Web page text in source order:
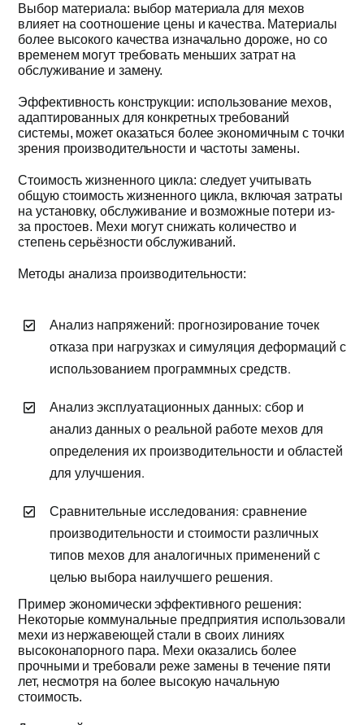
Выбор материала: выбор материала для мехов
влияет на соотношение цены и качества. Материалы
более высокого качества изначально дороже, но со
временем могут требовать меньших затрат на
обслуживание и замену.
Эффективность конструкции: использование мехов,
адаптированных для конкретных требований
системы, может оказаться более экономичным с точки
зрения производительности и частоты замены.
Стоимость жизненного цикла: следует учитывать
общую стоимость жизненного цикла, включая затраты
на установку, обслуживание и возможные потери из-
за простоев. Мехи могут снижать количество и
степень серьёзности обслуживаний.
Методы анализа производительности:
Анализ напряжений: прогнозирование точек
отказа при нагрузках и симуляция деформаций с
использованием программных средств.
Анализ эксплуатационных данных: сбор и
анализ данных о реальной работе мехов для
определения их производительности и областей
для улучшения.
Сравнительные исследования: сравнение
производительности и стоимости различных
типов мехов для аналогичных применений с
целью выбора наилучшего решения.
Пример экономически эффективного решения:
Некоторые коммунальные предприятия использовали
мехи из нержавеющей стали в своих линиях
высоконапорного пара. Мехи оказались более
прочными и требовали реже замены в течение пяти
лет, несмотря на более высокую начальную
стоимость.